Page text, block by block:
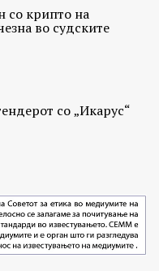
со крипто на
во судските
со „Икарус“